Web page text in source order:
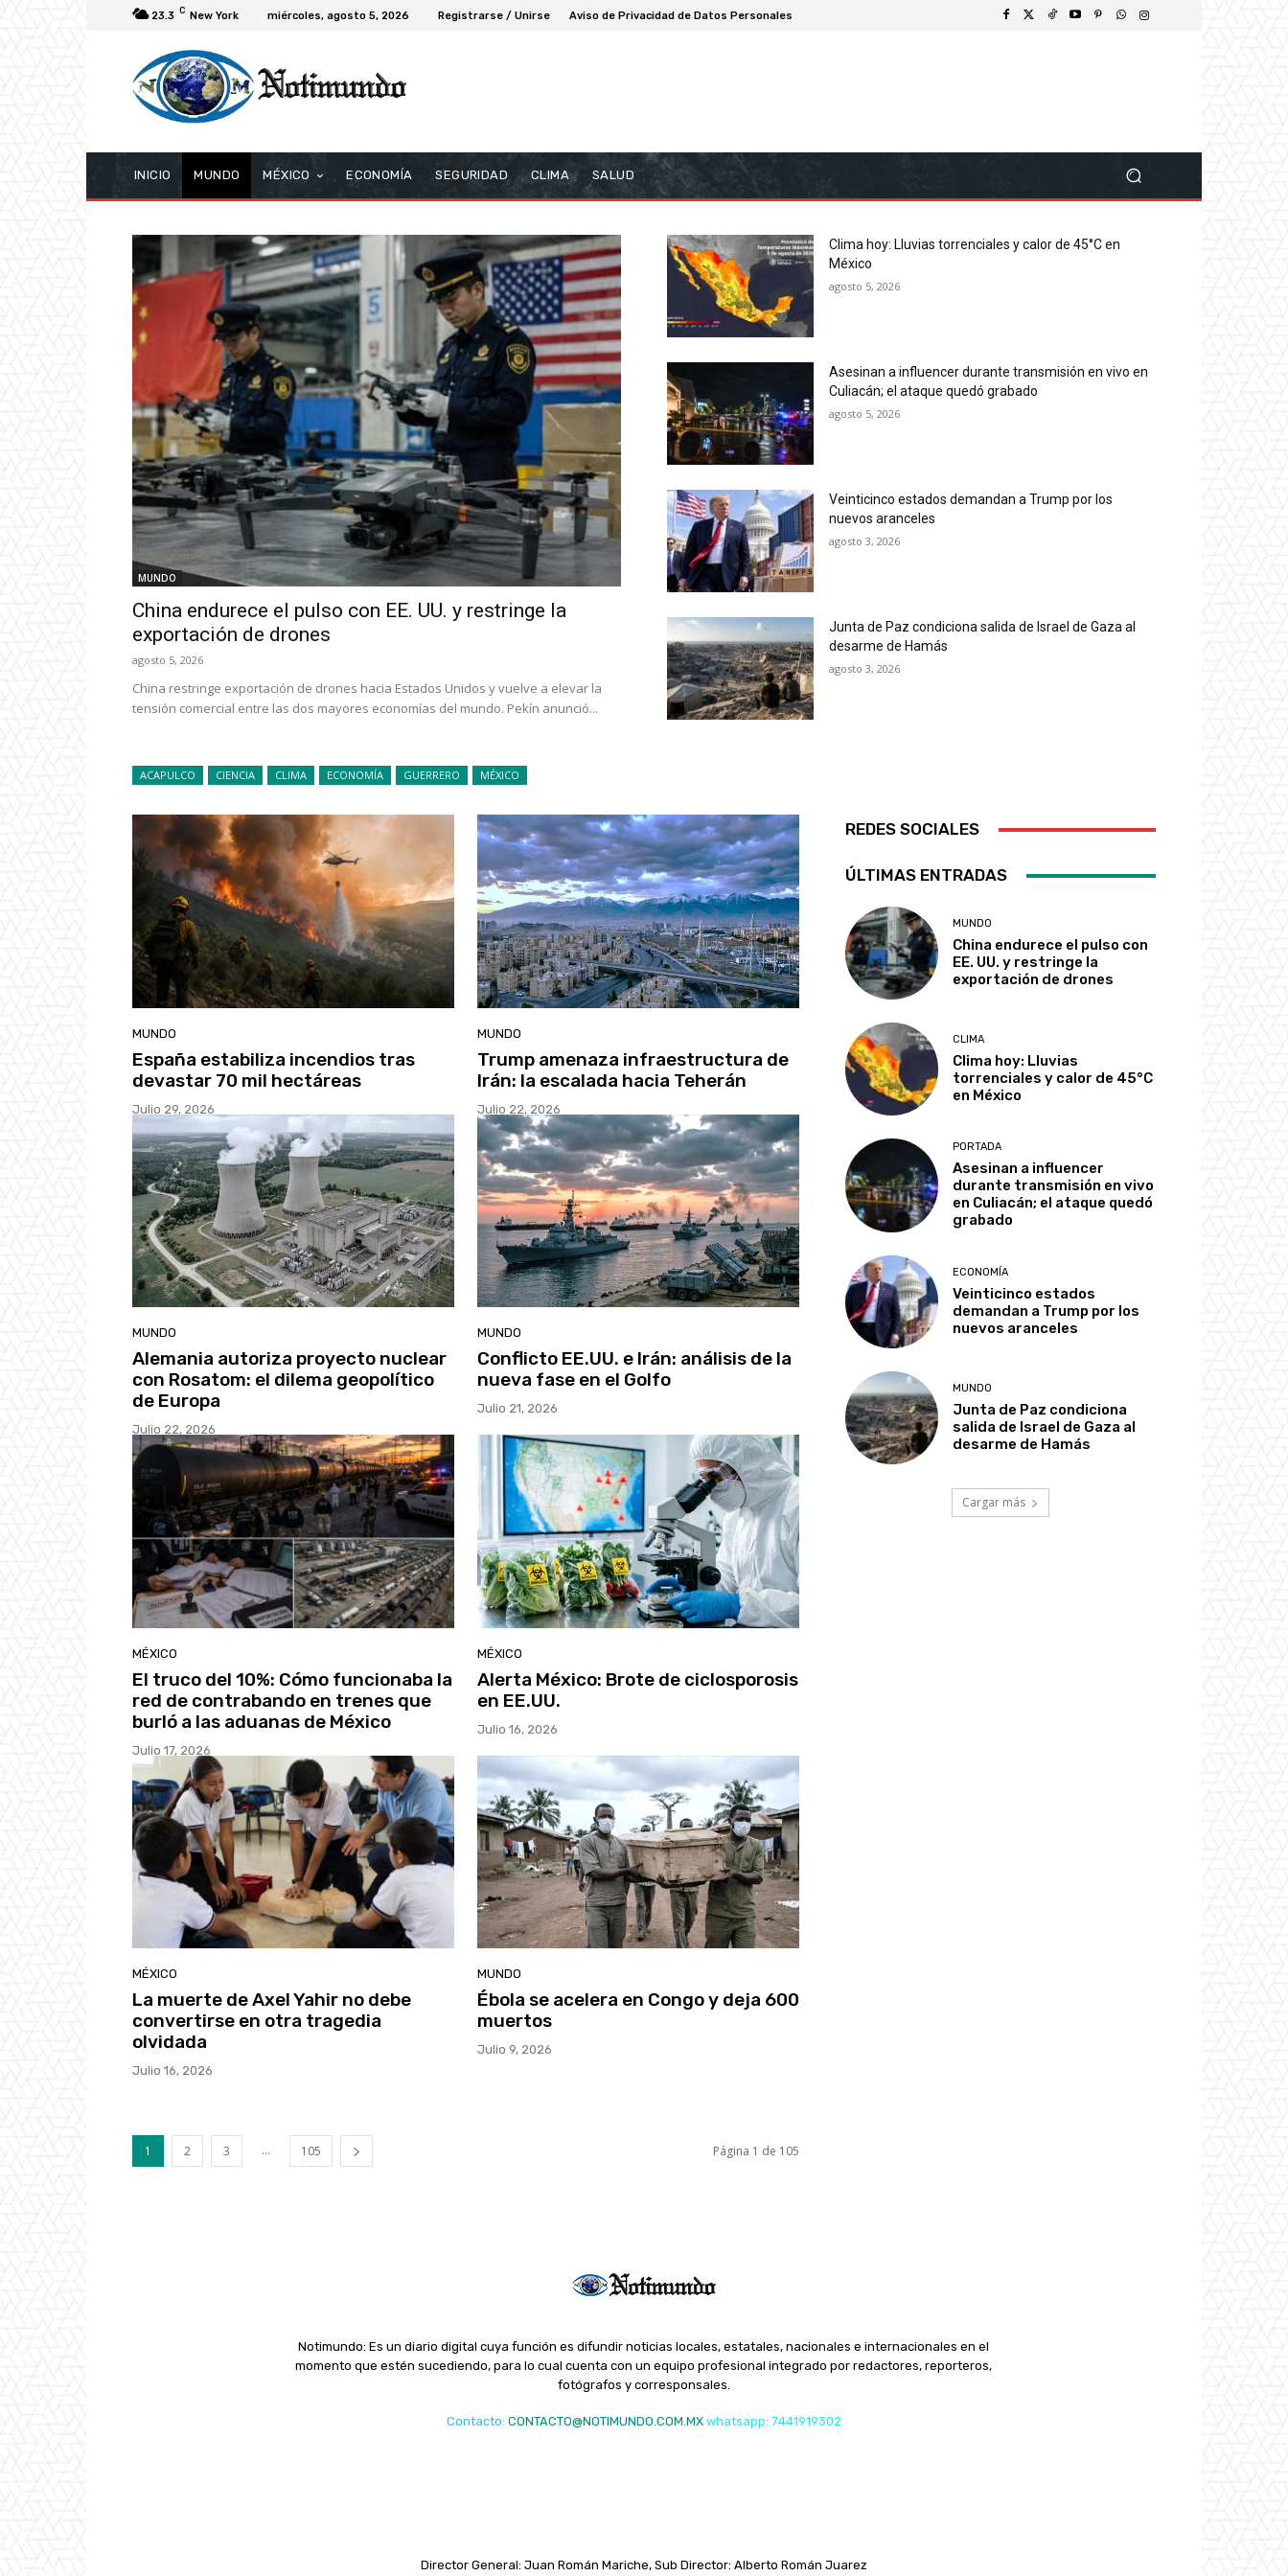
23.3 C New York miércoles, agosto 5, 2026 Registrarse / Unirse Aviso de Privacidad de Datos Personales
INICIO MUNDO MÉXICO ECONOMÍA SEGURIDAD CLIMA SALUD
MUNDO
China endurece el pulso con EE. UU. y restringe la
exportación de drones
agosto 5, 2026
China restringe exportación de drones hacia Estados Unidos y vuelve a elevar la
tensión comercial entre las dos mayores economías del mundo. Pekín anunció...
Clima hoy: Lluvias torrenciales y calor de 45°C en
México
agosto 5, 2026
Asesinan a influencer durante transmisión en vivo en
Culiacán; el ataque quedó grabado
agosto 5, 2026
Veinticinco estados demandan a Trump por los
nuevos aranceles
agosto 3, 2026
Junta de Paz condiciona salida de Israel de Gaza al
desarme de Hamás
agosto 3, 2026
ACAPULCO CIENCIA CLIMA ECONOMÍA GUERRERO MÉXICO
MUNDO
España estabiliza incendios tras
devastar 70 mil hectáreas
Julio 29, 2026
MUNDO
Trump amenaza infraestructura de
Irán: la escalada hacia Teherán
Julio 22, 2026
MUNDO
Alemania autoriza proyecto nuclear
con Rosatom: el dilema geopolítico
de Europa
Julio 22, 2026
MUNDO
Conflicto EE.UU. e Irán: análisis de la
nueva fase en el Golfo
Julio 21, 2026
MÉXICO
El truco del 10%: Cómo funcionaba la
red de contrabando en trenes que
burló a las aduanas de México
Julio 17, 2026
MÉXICO
Alerta México: Brote de ciclosporosis
en EE.UU.
Julio 16, 2026
MÉXICO
La muerte de Axel Yahir no debe
convertirse en otra tragedia
olvidada
Julio 16, 2026
MUNDO
Ébola se acelera en Congo y deja 600
muertos
Julio 9, 2026
1 2 3 ... 105 Página 1 de 105
REDES SOCIALES
ÚLTIMAS ENTRADAS
MUNDO
China endurece el pulso con
EE. UU. y restringe la
exportación de drones
CLIMA
Clima hoy: Lluvias
torrenciales y calor de 45°C
en México
PORTADA
Asesinan a influencer
durante transmisión en vivo
en Culiacán; el ataque quedó
grabado
ECONOMÍA
Veinticinco estados
demandan a Trump por los
nuevos aranceles
MUNDO
Junta de Paz condiciona
salida de Israel de Gaza al
desarme de Hamás
Cargar más
Notimundo: Es un diario digital cuya función es difundir noticias locales, estatales, nacionales e internacionales en el
momento que estén sucediendo, para lo cual cuenta con un equipo profesional integrado por redactores, reporteros,
fotógrafos y corresponsales.
Contacto: CONTACTO@NOTIMUNDO.COM.MX whatsapp: 7441919302
Director General: Juan Román Mariche, Sub Director: Alberto Román Juarez